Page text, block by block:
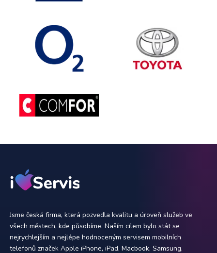
Jsme česká firma, která pozvedla kvalitu a úroveň služeb ve
všech městech, kde působíme. Naším cílem bylo stát se
nejrychlejším a nejlépe hodnoceným servisem mobilních
telefonů značek Apple iPhone, iPad, Macbook, Samsung,